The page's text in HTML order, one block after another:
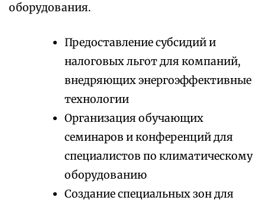
оборудования.
Предоставление субсидий и
налоговых льгот для компаний,
внедряющих энергоэффективные
технологии
Организация обучающих
семинаров и конференций для
специалистов по климатическому
оборудованию
Создание специальных зон для